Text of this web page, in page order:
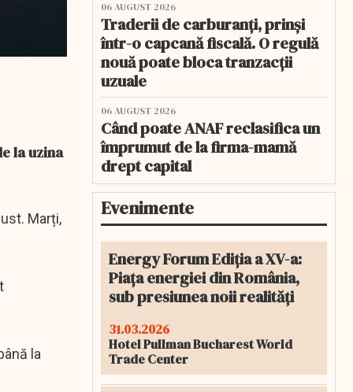
la uzina
Marți,
la
06 AUGUST 2026
Traderii de carburanți, prinși
într-o capcană fiscală. O regulă
nouă poate bloca tranzacții
uzuale
06 AUGUST 2026
Când poate ANAF reclasifica un
împrumut de la firma-mamă
drept capital
Evenimente
Energy Forum Ediția a XV-a:
Piața energiei din România,
sub presiunea noii realități
31.03.2026
Hotel Pullman Bucharest World
Trade Center